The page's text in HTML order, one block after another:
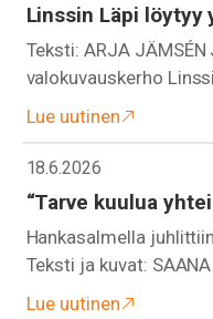
Linssin Läpi
Teksti: ARJA
valokuvauskerho
Lue uutinen
18.6.2026
“Tarve kuulua
Hankasalmella
Teksti ja kuvat: SAANA
Lue uutinen